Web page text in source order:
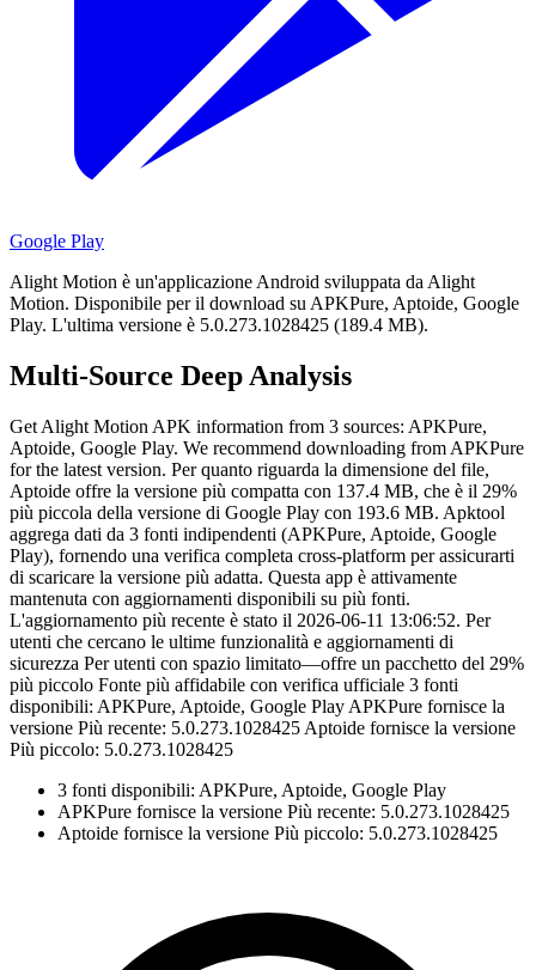
Google Play
Alight Motion è un'applicazione Android sviluppata da Alight
Motion. Disponibile per il download su APKPure, Aptoide, Google
Play. L'ultima versione è 5.0.273.1028425 (189.4 MB).
Multi-Source Deep Analysis
Get Alight Motion APK information from 3 sources: APKPure,
Aptoide, Google Play. We recommend downloading from APKPure
for the latest version. Per quanto riguarda la dimensione del file,
Aptoide offre la versione più compatta con 137.4 MB, che è il 29%
più piccola della versione di Google Play con 193.6 MB. Apktool
aggrega dati da 3 fonti indipendenti (APKPure, Aptoide, Google
Play), fornendo una verifica completa cross-platform per assicurarti
di scaricare la versione più adatta. Questa app è attivamente
mantenuta con aggiornamenti disponibili su più fonti.
L'aggiornamento più recente è stato il 2026-06-11 13:06:52. Per
utenti che cercano le ultime funzionalità e aggiornamenti di
sicurezza Per utenti con spazio limitato—offre un pacchetto del 29%
più piccolo Fonte più affidabile con verifica ufficiale 3 fonti
disponibili: APKPure, Aptoide, Google Play APKPure fornisce la
versione Più recente: 5.0.273.1028425 Aptoide fornisce la versione
Più piccolo: 5.0.273.1028425
3 fonti disponibili: APKPure, Aptoide, Google Play
APKPure fornisce la versione Più recente: 5.0.273.1028425
Aptoide fornisce la versione Più piccolo: 5.0.273.1028425